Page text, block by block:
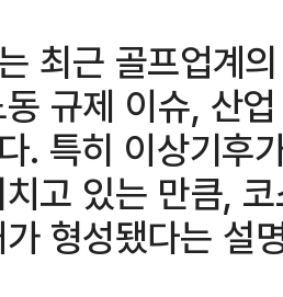
최근 골프업계
규제 이슈, 산
. 특히 이상기후
고 있는 만큼,
형성됐다는 설